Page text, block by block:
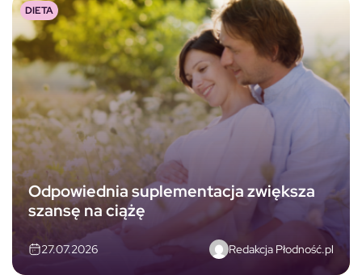
Odpowiednia suplementacja zwiększa
szansę na ciążę
27.07.2026 Redakcja Płodność.pl
DIETA